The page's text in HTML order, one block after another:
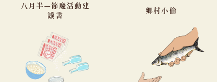
八月半—節慶活動建
議書
鄉村小偷